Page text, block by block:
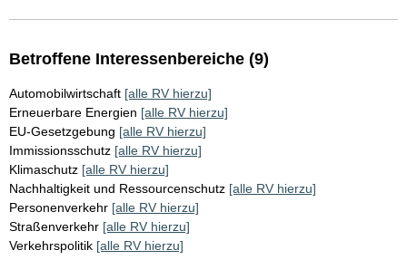
Betroffene Interessenbereiche (9)
Automobilwirtschaft [alle RV hierzu]
Erneuerbare Energien [alle RV hierzu]
EU-Gesetzgebung [alle RV hierzu]
Immissionsschutz [alle RV hierzu]
Klimaschutz [alle RV hierzu]
Nachhaltigkeit und Ressourcenschutz [alle RV hierzu]
Personenverkehr [alle RV hierzu]
Straßenverkehr [alle RV hierzu]
Verkehrspolitik [alle RV hierzu]